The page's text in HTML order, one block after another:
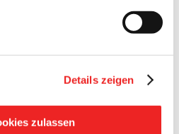
Details zeigen
zulassen